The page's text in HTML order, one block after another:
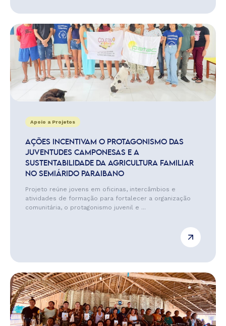
Apoio a Projetos
AÇÕES INCENTIVAM O PROTAGONISMO DAS
JUVENTUDES CAMPONESAS E A
SUSTENTABILIDADE DA AGRICULTURA FAMILIAR
NO SEMIÁRIDO PARAIBANO
Projeto reúne jovens em oficinas, intercâmbios e
atividades de formação para fortalecer a organização
comunitária, o protagonismo juvenil e ...